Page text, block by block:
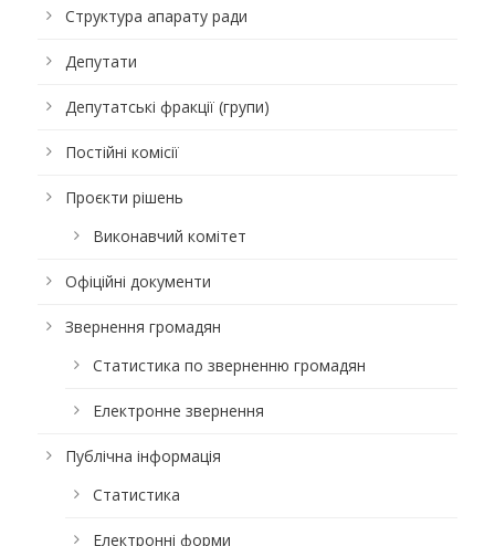
Структура апарату ради
Депутати
Депутатські фракції (групи)
Постійні комісії
Проєкти рішень
Виконавчий комітет
Офіційні документи
Звернення громадян
Статистика по зверненню громадян
Електронне звернення
Публічна інформація
Статистика
Електронні форми